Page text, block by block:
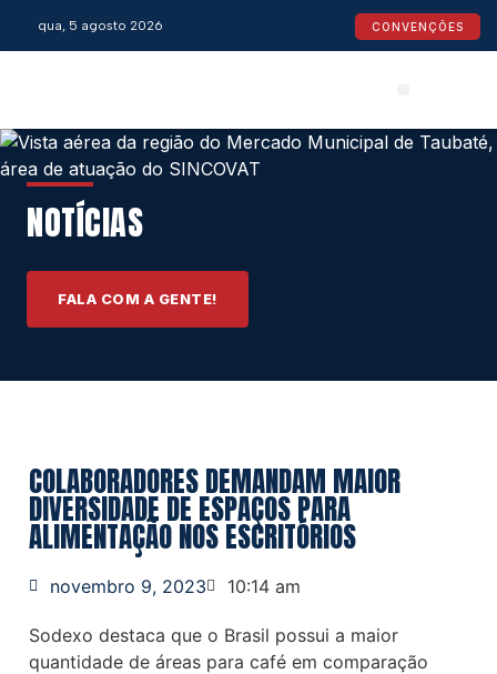
qua, 5 agosto 2026 CONVENÇÕES
NOTÍCIAS
FALA COM A GENTE!
COLABORADORES DEMANDAM MAIOR
DIVERSIDADE DE ESPAÇOS PARA
ALIMENTAÇÃO NOS ESCRITÓRIOS
novembro 9, 2023 10:14 am
Sodexo destaca que o Brasil possui a maior
quantidade de áreas para café em comparação